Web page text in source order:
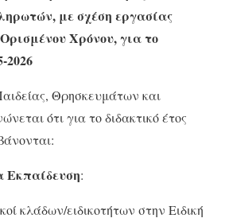
με σχέση εργασίας
Χρόνου, για το
2026
Θρησκευμάτων και
ότι για το διδακτικό έτος
Εκπαίδευση:
κλάδων/ειδικοτήτων στην Ειδική